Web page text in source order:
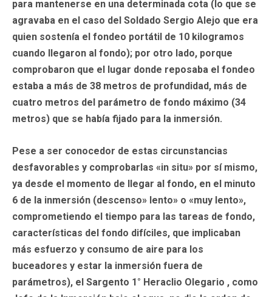
para mantenerse en una determinada cota (lo que se
agravaba en el caso del Soldado Sergio Alejo que era
quien sostenía el fondeo portátil de 10 kilogramos
cuando llegaron al fondo); por otro lado, porque
comprobaron que el lugar donde reposaba el fondeo
estaba a más de 38 metros de profundidad, más de
cuatro metros del parámetro de fondo máximo (34
metros) que se había fijado para la inmersión.
Pese a ser conocedor de estas circunstancias
desfavorables y comprobarlas «in situ» por sí mismo,
ya desde el momento de llegar al fondo, en el minuto
6 de la inmersión (descenso» lento» o «muy lento»,
comprometiendo el tiempo para las tareas de fondo,
características del fondo difíciles, que implicaban
más esfuerzo y consumo de aire para los
buceadores y estar la inmersión fuera de
parámetros), el Sargento 1° Heraclio Olegario , como